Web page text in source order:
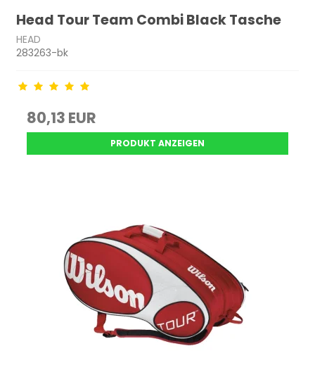
Head Tour Team Combi Black Tasche
HEAD
283263-bk
80,13 EUR
PRODUKT ANZEIGEN